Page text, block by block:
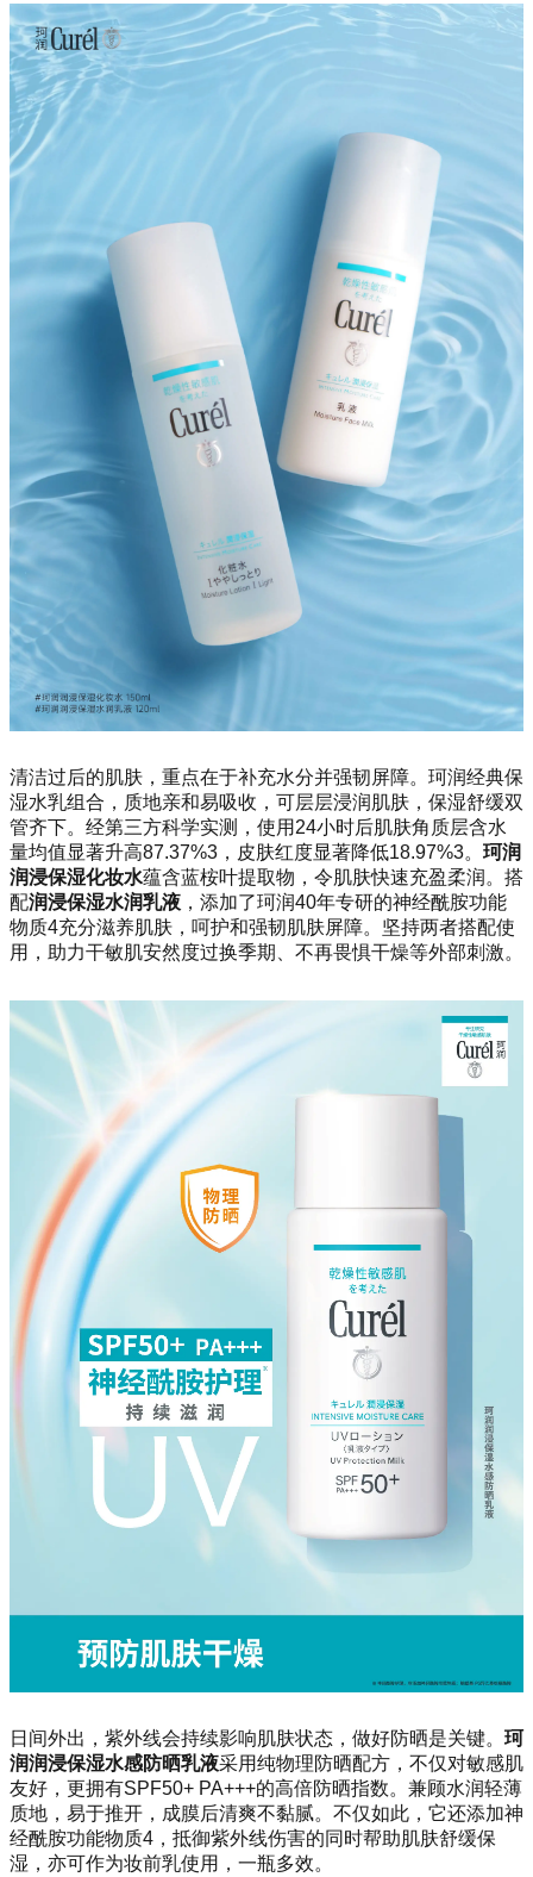
清洁过后的肌肤，重点在于补充水分并强韧屏障。珂润经典保
湿水乳组合，质地亲和易吸收，可层层浸润肌肤， 保湿舒缓双
管齐下。经第三方科学实测，使用24小时后肌肤角质层含水
量均值显著升高87.37%3，皮肤红度显著降低18.97%3。 珂润
润浸保湿化妆水蕴含蓝桉叶提取物，令肌肤快速充盈柔润 。 搭
配润浸保湿水润乳液 ，添加了珂润40年专研的神经酰胺功能
物质4充分滋养肌肤， 呵护和强韧肌肤屏障。坚持两者搭配使
用，助力干敏肌安然度过换季期、不再畏惧干燥等外部刺激。
日间外出，紫外线会持续影响肌肤状态，做好防晒是关键。 珂
润润浸保湿水感防晒乳液采用纯物理防晒配方，不仅对敏感肌
友好，更拥有SPF50+ PA+++的高倍防晒指数。兼顾水润轻薄
质地，易于推开，成膜后清爽不黏腻。不仅如此，它还添加神
经酰胺功能物质4 ，抵御紫外线伤害的同时帮助肌肤舒缓保
湿，亦可作为妆前乳使用，一瓶多效。